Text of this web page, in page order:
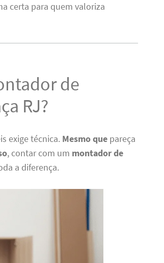
certa para quem valoriza
de
RJ?
exige técnica. Mesmo que pareça
, contar com um montador de
a diferença.